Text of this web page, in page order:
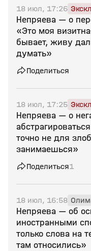
18 июл, 17:26
Непряева — о
«Это моя
бывает, живу
думать»
Поделиться
18 июл, 17:25
Непряева — о
точно не для
занимаешься»
Поделиться1
18 июл, 16:58
Непряева — об
иностранными
только слова на
там относились»